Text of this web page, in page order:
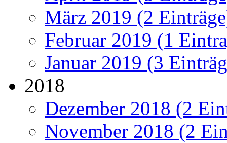
März 2019 (2
Februar 2019 (1
Januar 2019 (3
2018
Dezember 2018 (2
November 2018 (2